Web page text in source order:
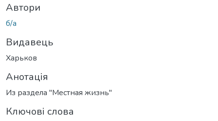
Автори
б/а
Видавець
Харьков
Анотація
Из раздела "Местная жизнь"
Ключові слова